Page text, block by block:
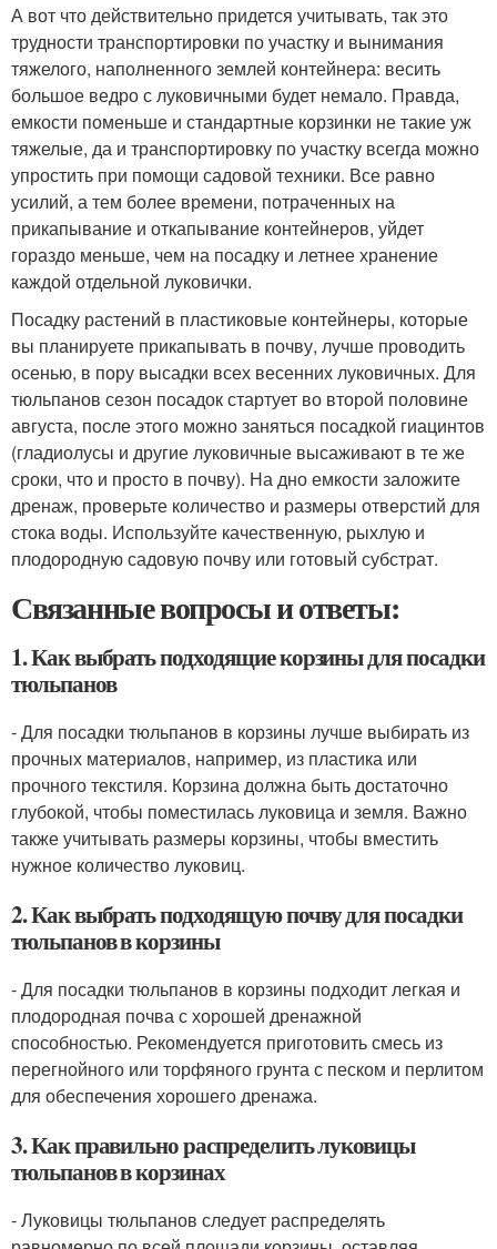
А вот что действительно придется учитывать, так это
трудности транспортировки по участку и вынимания
тяжелого, наполненного землей контейнера: весить
большое ведро с луковичными будет немало. Правда,
емкости поменьше и стандартные корзинки не такие уж
тяжелые, да и транспортировку по участку всегда можно
упростить при помощи садовой техники. Все равно
усилий, а тем более времени, потраченных на
прикапывание и откапывание контейнеров, уйдет
гораздо меньше, чем на посадку и летнее хранение
каждой отдельной луковички.
Посадку растений в пластиковые контейнеры, которые
вы планируете прикапывать в почву, лучше проводить
осенью, в пору высадки всех весенних луковичных. Для
тюльпанов сезон посадок стартует во второй половине
августа, после этого можно заняться посадкой гиацинтов
(гладиолусы и другие луковичные высаживают в те же
сроки, что и просто в почву). На дно емкости заложите
дренаж, проверьте количество и размеры отверстий для
стока воды. Используйте качественную, рыхлую и
плодородную садовую почву или готовый субстрат.
Связанные вопросы и ответы:
1. Как выбрать подходящие корзины для посадки
тюльпанов
- Для посадки тюльпанов в корзины лучше выбирать из
прочных материалов, например, из пластика или
прочного текстиля. Корзина должна быть достаточно
глубокой, чтобы поместилась луковица и земля. Важно
также учитывать размеры корзины, чтобы вместить
нужное количество луковиц.
2. Как выбрать подходящую почву для посадки
тюльпанов в корзины
- Для посадки тюльпанов в корзины подходит легкая и
плодородная почва с хорошей дренажной
способностью. Рекомендуется приготовить смесь из
перегнойного или торфяного грунта с песком и перлитом
для обеспечения хорошего дренажа.
3. Как правильно распределить луковицы
тюльпанов в корзинах
- Луковицы тюльпанов следует распределять